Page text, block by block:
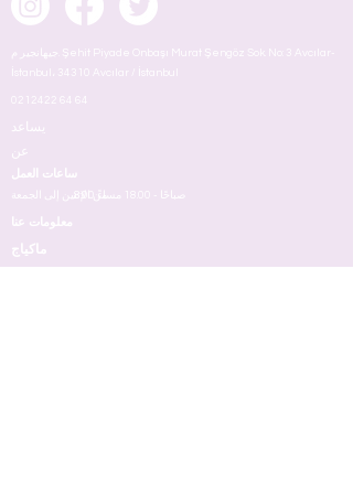
جيهانجير م. Şehit Piyade Onbaşı Murat Şengöz Sok. No: 3 Avcılar-
İstanbul، 34310 Avcılar / İstanbul
0212422 64 64
يساعد
عن
ساعات العمل
من الإثنين إلى الجمعة 8:00 صباحًا - 18.00 مساءً
معلومات عنا
ماكياج